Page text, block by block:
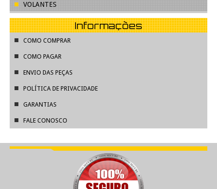
VOLANTES
Informações
COMO COMPRAR
COMO PAGAR
ENVIO DAS PEÇAS
POLÍTICA DE PRIVACIDADE
GARANTIAS
FALE CONOSCO